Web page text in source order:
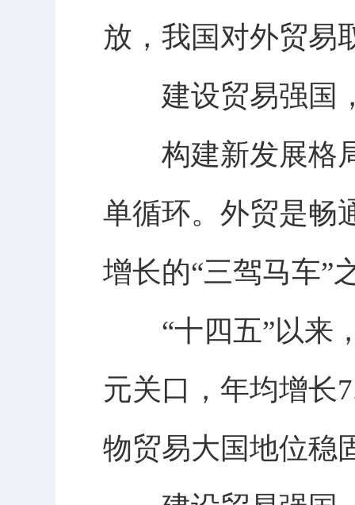
放，我国对外贸易
建设贸易强国，
构建新发展格局
单循环。外贸是畅
增长的“三驾马车”
“十四五”以来，
元关口，年均增长
物贸易大国地位稳